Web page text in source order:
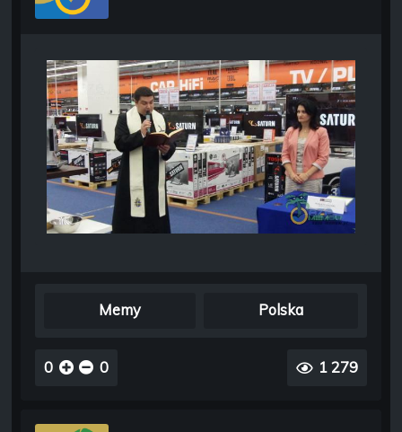
Memy Polska
0 0 1 279